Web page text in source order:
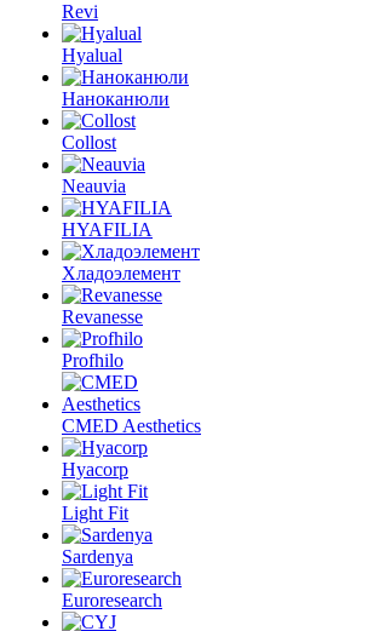
Revi
Hyalual
Наноканюли
Collost
Neauvia
HYAFILIA
Хладоэлемент
Revanesse
Profhilo
CMED Aesthetics
Hyacorp
Light Fit
Sardenya
Euroresearch